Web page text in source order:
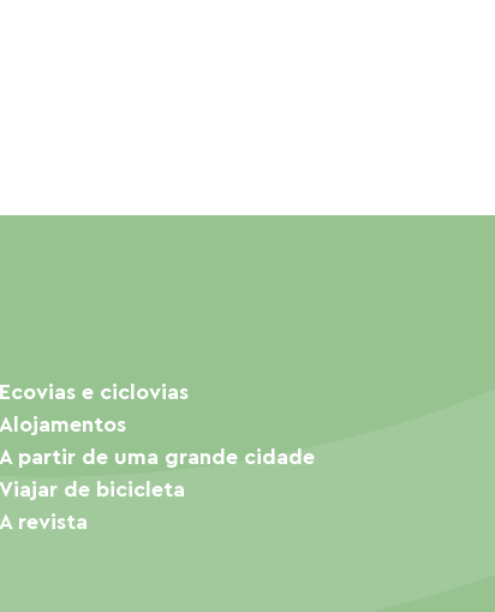
Ecovias e ciclovias
Alojamentos
A partir de uma grande cidade
Viajar de bicicleta
A revista